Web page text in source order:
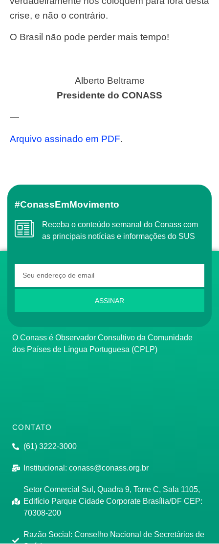
crise, e não o contrário.
O Brasil não pode perder mais tempo!
Alberto Beltrame
Presidente do CONASS
—
Arquivo assinado em PDF.
#ConassEmMovimento
Receba o conteúdo semanal do Conass com
as principais notícias e informações do SUS
ASSINAR
O Conass é Observador Consultivo da Comunidade
dos Países de Língua Portuguesa (CPLP)
CONTATO
(61) 3222-3000
Institucional: conass@conass.org.br
Setor Comercial Sul, Quadra 9, Torre C, Sala 1105,
Edifício Parque Cidade Corporate Brasília/DF CEP:
70308-200
Razão Social: Conselho Nacional de Secretários de